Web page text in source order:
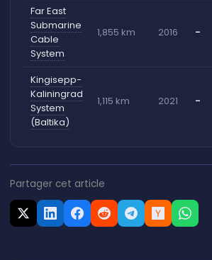
Far East
Submarine
Cable
System
1,855 km 2016 -
Kingisepp-
Kaliningrad
System
(Baltika)
1,115 km 2021 -
Partager cet article